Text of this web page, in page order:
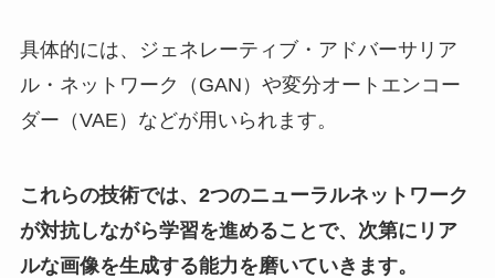
具体的には、ジェネレーティブ・アドバーサリア
ル・ネットワーク（GAN）や変分オートエンコー
ダー（VAE）などが用いられます。
これらの技術では、2つのニューラルネットワーク
が対抗しながら学習を進めることで、次第にリア
ルな画像を生成する能力を磨いていきます。